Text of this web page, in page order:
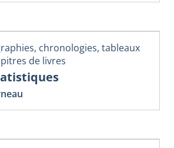
chronologies, tableaux
de livres